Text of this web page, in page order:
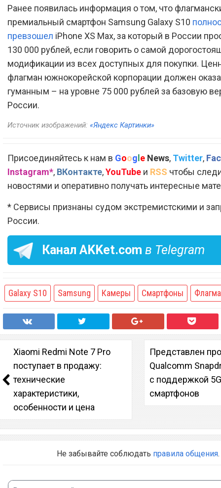
Ранее появилась информация о том, что
премиальный смартфон Samsung Galaxy S10
превзошел iPhone XS Max, за который в России
130 000 рублей, если говорить о самой
модификации из всех доступных для покупки.
флагман южнокорейской корпорации должен
гуманным – на уровне 75 000 рублей за базовую
России.
Источник изображений: «Яндекс Картинки»
Присоединяйтесь к нам в Goog e News, Twitter,
Instagram*, ВКонтакте,YouTube и RSS чтобы
новостями и оперативно получать интересные
* Сервисы признаны судом экстремистскими и
России.
Канал AKKet.com в Telegram
Galaxy S10 Samsung Камеры Смартфоны
Xiaomi Redmi Note 7 Pro
поступает в продажу:
технические
характеристики,
особенности и цена
Представлен
Qualcomm
с поддержкой
смартфонов
Не забывайте соблюдать правила общения.